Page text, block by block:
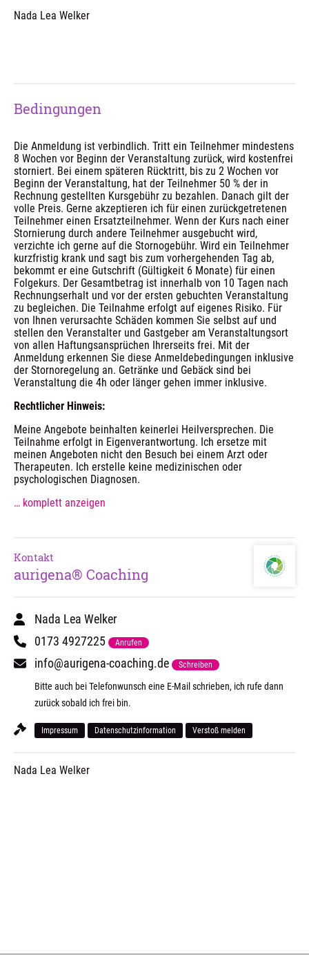
Nada Lea Welker
Bedingungen
Die Anmeldung ist verbindlich. Tritt ein Teilnehmer mindestens
8 Wochen vor Beginn der Veranstaltung zurück, wird kostenfrei
storniert. Bei einem späteren Rücktritt, bis zu 2 Wochen vor
Beginn der Veranstaltung, hat der Teilnehmer 50 % der in
Rechnung gestellten Kursgebühr zu bezahlen. Danach gilt der
volle Preis. Gerne akzeptieren ich für einen zurückgetretenen
Teilnehmer einen Ersatzteilnehmer. Wenn der Kurs nach einer
Stornierung durch andere Teilnehmer ausgebucht wird,
verzichte ich gerne auf die Stornogebühr. Wird ein Teilnehmer
kurzfristig krank und sagt bis zum vorhergehenden Tag ab,
bekommt er eine Gutschrift (Gültigkeit 6 Monate) für einen
Folgekurs. Der Gesamtbetrag ist innerhalb von 10 Tagen nach
Rechnungserhalt und vor der ersten gebuchten Veranstaltung
zu begleichen. Die Teilnahme erfolgt auf eigenes Risiko. Für
von Ihnen verursachte Schäden kommen Sie selbst auf und
stellen den Veranstalter und Gastgeber am Veranstaltungsort
von allen Haftungsansprüchen Ihrerseits frei. Mit der
Anmeldung erkennen Sie diese Anmeldebedingungen inklusive
der Stornoregelung an. Getränke und Gebäck sind bei
Veranstaltung die 4h oder länger gehen immer inklusive.
Rechtlicher Hinweis:
Meine Angebote beinhalten keinerlei Heilversprechen. Die
Teilnahme erfolgt in Eigenverantwortung. Ich ersetze mit
meinen Angeboten nicht den Besuch bei einem Arzt oder
Therapeuten. Ich erstelle keine medizinischen oder
psychologischen Diagnosen.
… komplett anzeigen
Kontakt
aurigena® Coaching
Nada Lea Welker
0173 4927225
Anrufen
info@aurigena-coaching.de Schreiben
Bitte auch bei Telefonwunsch eine E-Mail schrieben, ich rufe dann
zurück sobald ich frei bin.
Impressum Datenschutzinformation Verstoß melden
Nada Lea Welker